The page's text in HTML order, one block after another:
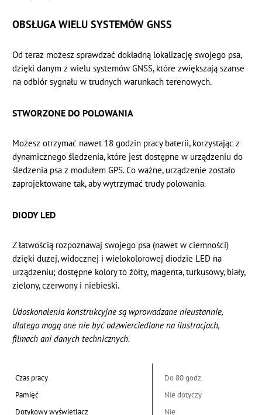
OBSŁUGA WIELU SYSTEMÓW GNSS
Od teraz możesz sprawdzać dokładną lokalizację swojego psa,
dzięki danym z wielu systemów GNSS, które zwiększają szanse
na odbiór sygnału w trudnych warunkach terenowych.
STWORZONE DO POLOWANIA
Możesz otrzymać nawet 18 godzin pracy baterii, korzystając z
dynamicznego śledzenia, które jest dostępne w urządzeniu do
śledzenia psa z modułem GPS. Co ważne, urządzenie zostało
zaprojektowane tak, aby wytrzymać trudy polowania.
DIODY LED
Z łatwością rozpoznawaj swojego psa (nawet w ciemności)
dzięki dużej, widocznej i wielokolorowej diodzie LED na
urządzeniu; dostępne kolory to żółty, magenta, turkusowy, biały,
zielony, czerwony i niebieski.
Udoskonalenia konstrukcyjne są wprowadzane nieustannie,
dlatego mogą one nie być odzwierciedlone na ilustracjach,
filmach ani danych technicznych.
Czas pracy
Do 80 godz.
Pamięć
Nie dotyczy
Dotykowy wyświetlacz
Nie